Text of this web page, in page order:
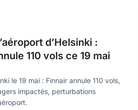
d’Helsinki :
110 vols ce 19 mai
le 19 mai : Finnair annule 110 vols,
impactés, perturbations